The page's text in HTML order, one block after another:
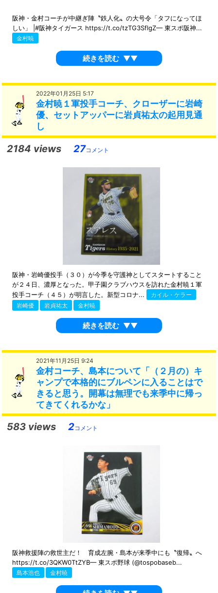
阪神・金村コーチが中継ぎ陣〝鉄人化〟の大号令「タフになってほ
しい」 |#阪神タイガース https://t.co/tzTG3SflgZ— 東スポ阪神...
金村暁
続きを読む ▼▼
2022年01月25日 5:17
金村暁１軍投手コーチ、クローザーに岩崎
優、セットアッパーに岩貞祐太の起用見通
し
2184 views 27コメント
阪神・岩崎優投手（３０）が今季を守護神としてスタートすること
が２４日、濃厚となった。甲子園クラブハウスを訪れた金村暁１軍
投手コーチ（４５）が明言した。新型コロナ...
カイル・ケラー
岩崎優
岩貞祐太 金村暁
続きを読む ▼▼
2021年11月25日 9:24
金村コーチ、島本について「（２月の）キ
ャンプで本格的にブルペンに入ることはで
きると思う。開幕は無理でも来季中に帰っ
てきてくれるかな」
583 views 2コメント
阪神救援陣の救世主だ！ 育成左腕・島本が来季中にも〝復帰〟へ
https://t.co/3QKW0TtZYB— 東スポ野球 (@tospobaseb...
島本浩也 金村暁